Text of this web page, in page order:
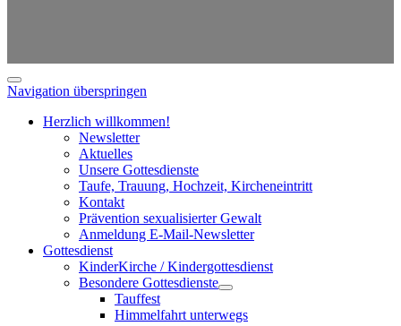
Navigation überspringen
Herzlich willkommen!
Newsletter
Aktuelles
Unsere Gottesdienste
Taufe, Trauung, Hochzeit, Kircheneintritt
Kontakt
Prävention sexualisierter Gewalt
Anmeldung E-Mail-Newsletter
Gottesdienst
KinderKirche / Kindergottesdienst
Besondere Gottesdienste
Tauffest
Himmelfahrt unterwegs